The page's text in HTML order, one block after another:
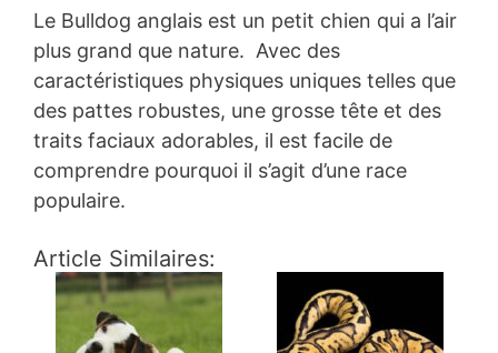
Le Bulldog anglais est un petit chien qui a l’air
plus grand que nature. Avec des
caractéristiques physiques uniques telles que
des pattes robustes, une grosse tête et des
traits faciaux adorables, il est facile de
comprendre pourquoi il s’agit d’une race
populaire.
Article Similaires: